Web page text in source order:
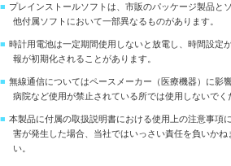
■ プレインストールソフトは、市販のパッケージ製品と
他付属ソフトにおいて一部異なるものがあります。
■ 時計用電池は一定期間使用しないと放電し、時間設定
報が初期化されることがあります。
■ 無線通信についてはペースメーカー（医療機器）に影
病院など使用が禁止されている所では使用しないでく
■ 本製品に付属の取扱説明書における使用上の注意事項
害が発生した場合、当社ではいっさい責任を負いか
い。